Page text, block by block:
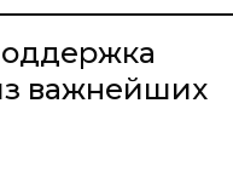
важнейших